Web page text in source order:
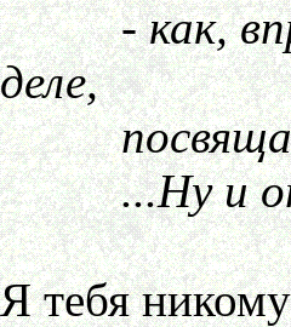
- как,
деле,
...Ну и от
Я тебя